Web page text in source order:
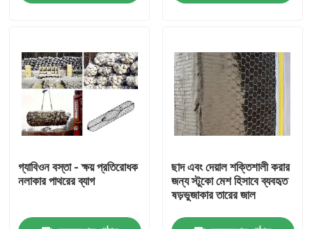
বাড়ি
কারখানা পরিদর্শন
গ্যাবিওন বস্তা - ক্ষয় প্রতিরোধক
নলাকার পাথরের ব্যাগ
ছাদ এবং দেয়াল শক্তিশালী করার
জন্য স্টুকো মেশ হিসাবে ব্যবহৃত
ষড়ভুজাকার তারের জাল